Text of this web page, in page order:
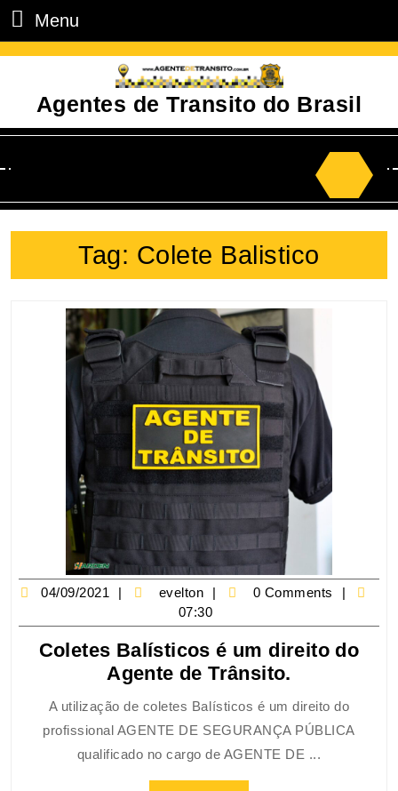
Menu
Agentes de Transito do Brasil
Tag: Colete Balistico
04/09/2021 evelton
0 Comments
07:30
Coletes Balísticos é um direito do
Agente de Trânsito.
A utilização de coletes Balísticos é um direito do
profissional AGENTE DE SEGURANÇA PÚBLICA
qualificado no cargo de AGENTE DE ...